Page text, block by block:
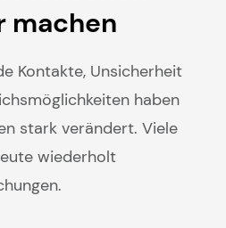
machen
Kontakte, Unsicherheit
haben
stark verändert. Viele
wiederholt